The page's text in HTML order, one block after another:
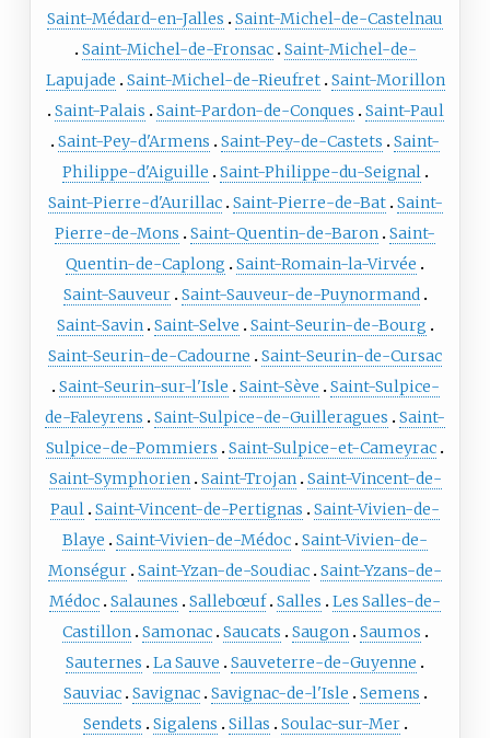
Saint-Médard-en-Jalles
Saint-Michel-de-Castelnau
Saint-Michel-de-Fronsac Saint-Michel-de-
Lapujade
Saint-Michel-de-Rieufret Saint-Morillon
Saint-Palais
Saint-Pardon-de-Conques
Saint-Paul
Saint-Pey-d'Armens
Saint-Pey-de-Castets
Saint-
Philippe-d'Aiguille
Saint-Philippe-du-Seignal
Saint-Pierre-d'Aurillac Saint-Pierre-de-Bat Saint-
Pierre-de-Mons
Saint-Quentin-de-Baron Saint-
Quentin-de-Caplong
Saint-Romain-la-Virvée
Saint-Sauveur Saint-Sauveur-de-Puynormand
Saint-Savin Saint-Selve
Saint-Seurin-de-Bourg
Saint-Seurin-de-Cadourne
Saint-Seurin-de-Cursac
Saint-Seurin-sur-l'Isle
Saint-Sève
Saint-Sulpice-
de-Faleyrens
Saint-Sulpice-de-Guilleragues
Saint-
Sulpice-de-Pommiers
Saint-Sulpice-et-Cameyrac
Saint-Symphorien Saint-Trojan Saint-Vincent-de-
Paul Saint-Vincent-de-Pertignas
Saint-Vivien-de-
Blaye
Saint-Vivien-de-Médoc Saint-Vivien-de-
Monségur Saint-Yzan-de-Soudiac Saint-Yzans-de-
Médoc Salaunes Sallebœuf Salles
Les Salles-de-
Castillon Samonac Saucats Saugon Saumos
Sauternes
La Sauve
Sauveterre-de-Guyenne
Sauviac Savignac Savignac-de-l'Isle
Semens
Sendets
Sigalens Sillas
Soulac-sur-Mer